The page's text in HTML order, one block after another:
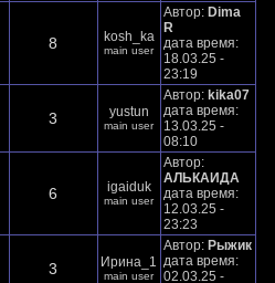
8 kosh_ka
main user
Автор: Dima
R
дата время:
18.03.25 -
23:19
3 yustun
main user
Автор: kika07
дата время:
13.03.25 -
08:10
6 igaiduk
main user
Автор:
АЛЬКАИДА
дата время:
12.03.25 -
23:23
3 Ирина_1
main user
Автор: Рыжик
дата время:
02.03.25 -